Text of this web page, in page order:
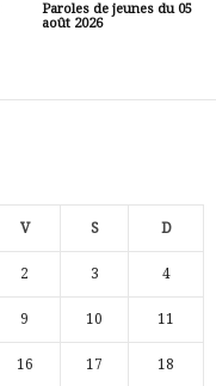
Paroles de jeunes du 05
août 2026
V S D
2 3 4
9 10 11
16 17 18